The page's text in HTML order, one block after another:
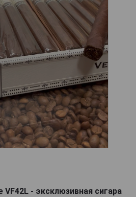
VF42L - эксклюзивная сигара